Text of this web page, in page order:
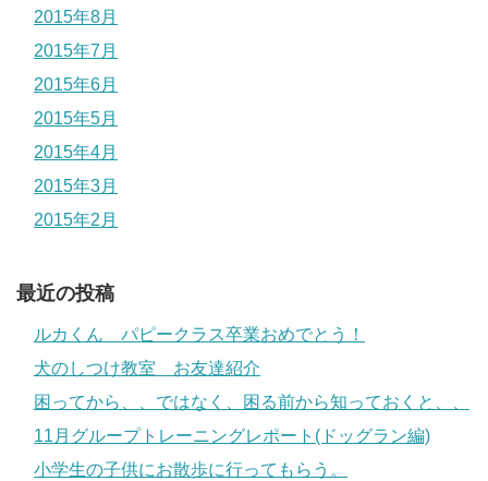
2015年8月
2015年7月
2015年6月
2015年5月
2015年4月
2015年3月
2015年2月
最近の投稿
ルカくん パピークラス卒業おめでとう！
犬のしつけ教室 お友達紹介
困ってから、、ではなく、困る前から知っておくと、、
11月グループトレーニングレポート(ドッグラン編)
小学生の子供にお散歩に行ってもらう。